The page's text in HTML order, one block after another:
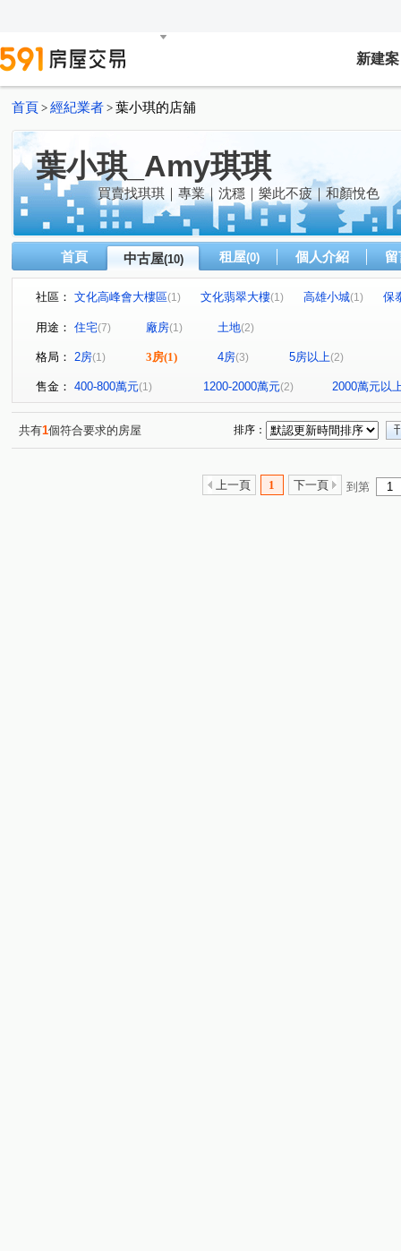
新建案
首頁 > 經紀業者 > 葉小琪的店舖
葉小琪_Amy琪琪
買賣找琪琪｜專業｜沈穩｜樂此不疲｜和顏悅色
首頁 中古屋(10) 租屋(0) 個人介紹
社區： 文化高峰會大樓區(1) 文化翡翠大樓(1) 高雄小城(1)
保
赤崁段
和平一路 富隆街
用途： 住宅(7) 廠房(1) 土地(2)
格局： 2房(1) 3房(1) 4房(3) 5房以上(2)
售金： 400-800萬元(1) 1200-2000萬元(2) 2000萬元以
共有1個符合要求的房屋 排序：
上一頁 1 下一頁 到第